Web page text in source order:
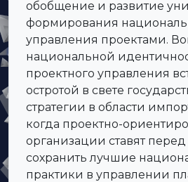
обобщение и развитие
формирования
управления проектами.
национальной
проектного управления
остротой в свете
стратегии в области
когда проектно-
организации ставят
сохранить лучшие
практики в управлении